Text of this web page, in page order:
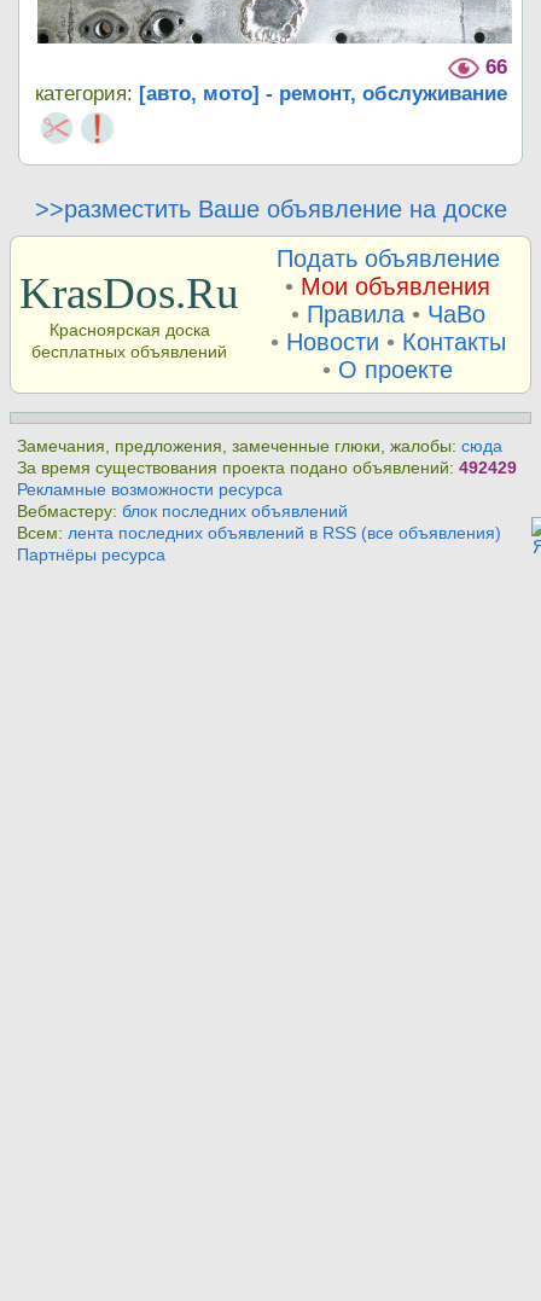
66
категория: [авто, мото] - ремонт, обслуживание
>>разместить Ваше объявление на доске
KrasDos.Ru
Красноярская доска
бесплатных объявлений
Подать объявление
• Мои объявления
• Правила• ЧаВо
• Новости • Контакты
• О проекте
Замечания, предложения, замеченные глюки, жалобы:сюда
За время существования проекта подано объявлений:492429
Рекламные возможности ресурса
Вебмастеру:блок последних объявлений
Всем: лента последних объявлений в RSS (все объявления)
Партнёры ресурса